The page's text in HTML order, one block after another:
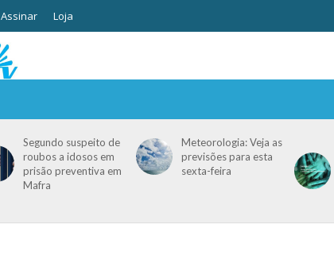
Assinar Loja
Segundo suspeito de
roubos a idosos em
prisão preventiva em
Mafra
Meteorologia: Veja as
previsões para esta
sexta-feira